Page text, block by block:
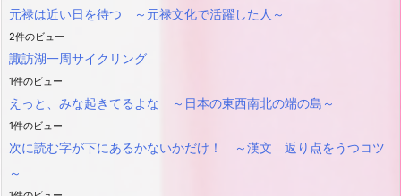
元禄は近い日を待つ ～元禄文化で活躍した人～
2件のビュー
諏訪湖一周サイクリング
1件のビュー
えっと、みな起きてるよな ～日本の東西南北の端の島～
1件のビュー
次に読む字が下にあるかないかだけ！ ～漢文 返り点をうつコツ
～